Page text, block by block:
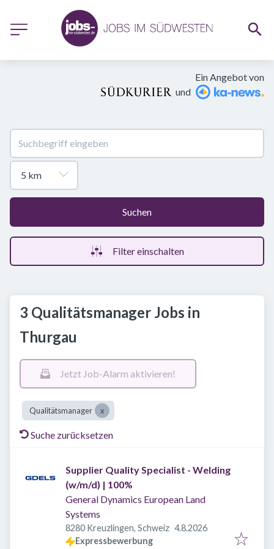
Ein Angebot von
und
Suchen
Filter einschalten
3 Qualitätsmanager Jobs in
Thurgau
Jetzt Job-Alarm aktivieren!
Qualitätsmanager
Suche zurücksetzen
Supplier Quality Specialist - Welding
(w/m/d) | 100%
General Dynamics European Land
Systems
8280 Kreuzlingen, Schweiz Veröffentlicht
4.8.2026
Expressbewerbung